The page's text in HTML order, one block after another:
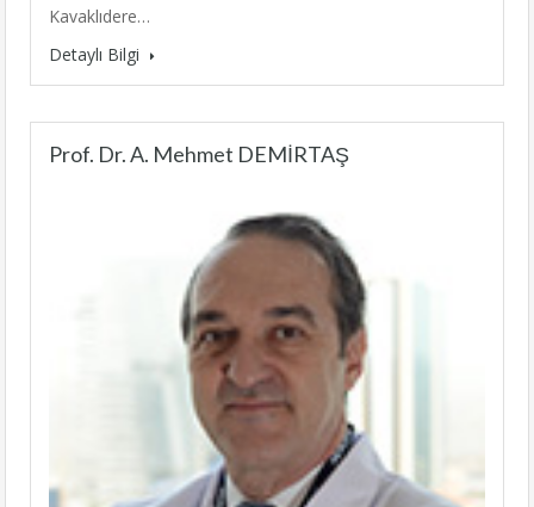
Kavaklıdere…
Detaylı Bilgi
Prof. Dr. A. Mehmet DEMİRTAŞ